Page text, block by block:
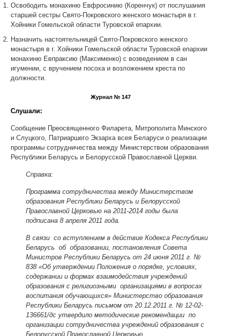
Освободить монахиню Евфросинию (Коренчук) от послушания
старшей сестры Свято-Покровского женского монастыря в г.
Хойники Гомельской области Туровской епархии.
Назначить настоятельницей Свято-Покровского женского
монастыря в г. Хойники Гомельской области Туровской епархии
монахиню Евпраксию (Максименко) с возведением в сан
игумении, с вручением посоха и возложением креста по
должности.
Журнал № 147
Слушали:
Сообщение Преосвященного Филарета, Митрополита Минского
и Слуцкого, Патриаршего Экзарха всея Беларуси о реализации
программы сотрудничества между Министерством образования
Республики Беларусь и Белорусской Православной Церкви.
Справка:
Программа сотрудничества между Министерством
образования Республики Беларусь и Белорусской
Православной Церковью на 2011-2014 годы была
подписана 8 апреля 2011 года.
В связи со вступлением в действие Кодекса Республики
Беларусь об образовании, постановления Совета
Министров Республики Беларусь от 24 июня 2011 г. №
838 «Об утверждении Положения о порядке, условиях,
содержании и формах взаимодействия учреждений
образования с религиозными организациями в вопросах
воспитания обучающихся» Министерство образования
Республики Беларусь письмом от 20.12.2011 г. № 12-02-
136661/дс утвердило методические рекомендации по
организации сотрудничества учреждений образования с
Белорусской Православной Церковью.